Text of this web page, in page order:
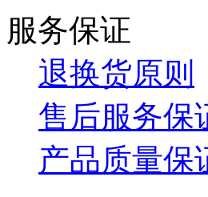
服务保证
退换货原则
售后服务保
产品质量保